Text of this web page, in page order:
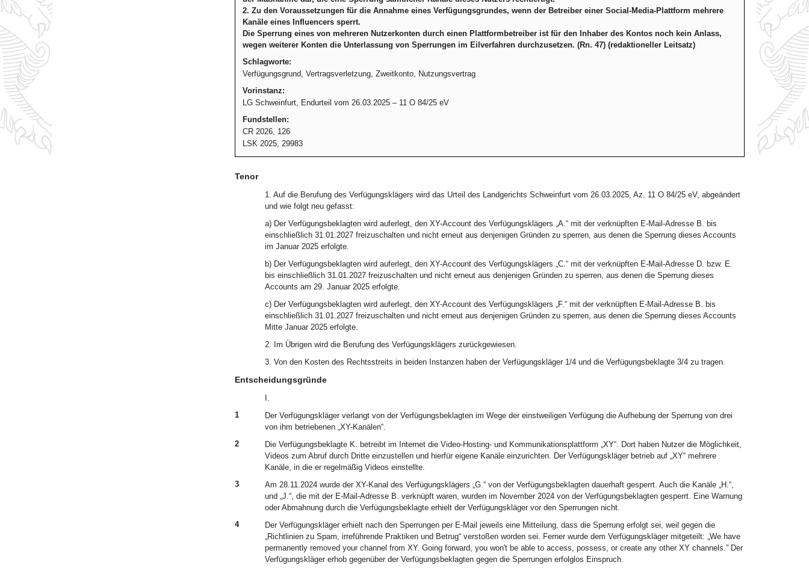
2. Zu den Voraussetzungen für die Annahme eines Verfügungsgrundes, wenn der Betreiber einer Social-Media-Plattform mehrere
Kanäle eines Influencers sperrt.
Die Sperrung eines von mehreren Nutzerkonten durch einen Plattformbetreiber ist für den Inhaber des Kontos noch kein Anlass,
wegen weiterer Konten die Unterlassung von Sperrungen im Eilverfahren durchzusetzen. (Rn. 47) (redaktioneller Leitsatz)
Schlagworte:
Verfügungsgrund, Vertragsverletzung, Zweitkonto, Nutzungsvertrag
Vorinstanz:
LG Schweinfurt, Endurteil vom 26.03.2025 – 11 O 84/25 eV
Fundstellen:
CR 2026, 126
LSK 2025, 29983
Tenor
1. Auf die Berufung des Verfügungsklägers wird das Urteil des Landgerichts Schweinfurt vom 26.03.2025, Az. 11 O 84/25 eV, abgeändert
und wie folgt neu gefasst:
a) Der Verfügungsbeklagten wird auferlegt, den XY-Account des Verfügungsklägers „A.“ mit der verknüpften E-Mail-Adresse B. bis
einschließlich 31.01.2027 freizuschalten und nicht erneut aus denjenigen Gründen zu sperren, aus denen die Sperrung dieses Accounts
im Januar 2025 erfolgte.
b) Der Verfügungsbeklagten wird auferlegt, den XY-Account des Verfügungsklägers „C.“ mit der verknüpften E-Mail-Adresse D. bzw. E.
bis einschließlich 31.01.2027 freizuschalten und nicht erneut aus denjenigen Gründen zu sperren, aus denen die Sperrung dieses
Accounts am 29. Januar 2025 erfolgte.
c) Der Verfügungsbeklagten wird auferlegt, den XY-Account des Verfügungsklägers „F.“ mit der verknüpften E-Mail-Adresse B. bis
einschließlich 31.01.2027 freizuschalten und nicht erneut aus denjenigen Gründen zu sperren, aus denen die Sperrung dieses Accounts
Mitte Januar 2025 erfolgte.
2. Im Übrigen wird die Berufung des Verfügungsklägers zurückgewiesen.
3. Von den Kosten des Rechtsstreits in beiden Instanzen haben der Verfügungskläger 1/4 und die Verfügungsbeklagte 3/4 zu tragen.
Entscheidungsgründe
I.
1
Der Verfügungskläger verlangt von der Verfügungsbeklagten im Wege der einstweiligen Verfügung die Aufhebung der Sperrung von drei
von ihm betriebenen „XY-Kanälen“.
2
Die Verfügungsbeklagte K. betreibt im Internet die Video-Hosting- und Kommunikationsplattform „XY“. Dort haben Nutzer die Möglichkeit,
Videos zum Abruf durch Dritte einzustellen und hierfür eigene Kanäle einzurichten. Der Verfügungskläger betrieb auf „XY“ mehrere
Kanäle, in die er regelmäßig Videos einstellte.
3
Am 28.11.2024 wurde der XY-Kanal des Verfügungsklägers „G.“ von der Verfügungsbeklagten dauerhaft gesperrt. Auch die Kanäle „H.“,
und „J.“, die mit der E-Mail-Adresse B. verknüpft waren, wurden im November 2024 von der Verfügungsbeklagten gesperrt. Eine Warnung
oder Abmahnung durch die Verfügungsbeklagte erhielt der Verfügungskläger vor den Sperrungen nicht.
4
Der Verfügungskläger erhielt nach den Sperrungen per E-Mail jeweils eine Mitteilung, dass die Sperrung erfolgt sei, weil gegen die
„Richtlinien zu Spam, irreführende Praktiken und Betrug“ verstoßen worden sei. Ferner wurde dem Verfügungskläger mitgeteilt: „We have
permanently removed your channel from XY. Going forward, you won't be able to access, possess, or create any other XY channels.” Der
Verfügungskläger erhob gegenüber der Verfügungsbeklagten gegen die Sperrungen erfolglos Einspruch.